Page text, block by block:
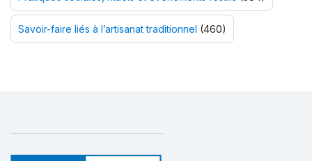
Savoir-faire liés à l’artisanat traditionnel (460)